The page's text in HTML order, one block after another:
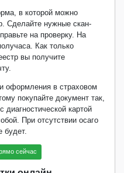
в которой можно
Сделайте нужные скан-
на проверку. На
Как только
вы получите
оформления в страховом
покупайте документ так,
картой
При отсутствии осаго
будет.
сейчас